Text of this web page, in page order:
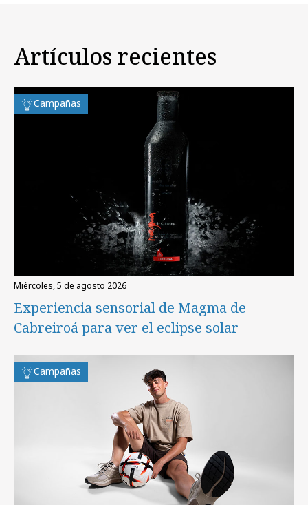
Artículos recientes
Campañas
miércoles, 5 de agosto 2026
Experiencia sensorial de Magma de
Cabreiroá para ver el eclipse solar
Campañas